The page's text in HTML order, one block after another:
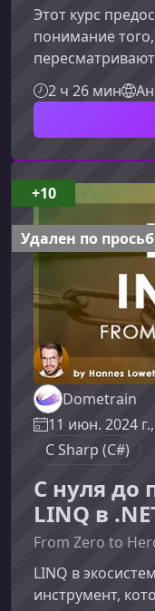
Этот курс
понимание
выбирают
устойчивую и
вы найдёте
которые
полученные
микросервисов
последние годы
с
2 ч 26 мин
Dometrain
11 июн. 2024
C Sharp (C#)
С нуля до
LINQ в
From Zero to
LINQ в
инструмент,
+10
Удален по